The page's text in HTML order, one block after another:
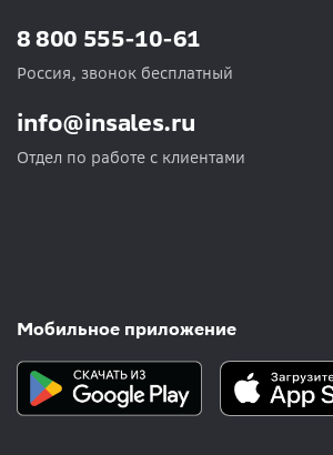
info@insales.ru
Отдел по работе с клиентами
8 800 555-10-61
Россия, звонок бесплатный
Мобильное приложение